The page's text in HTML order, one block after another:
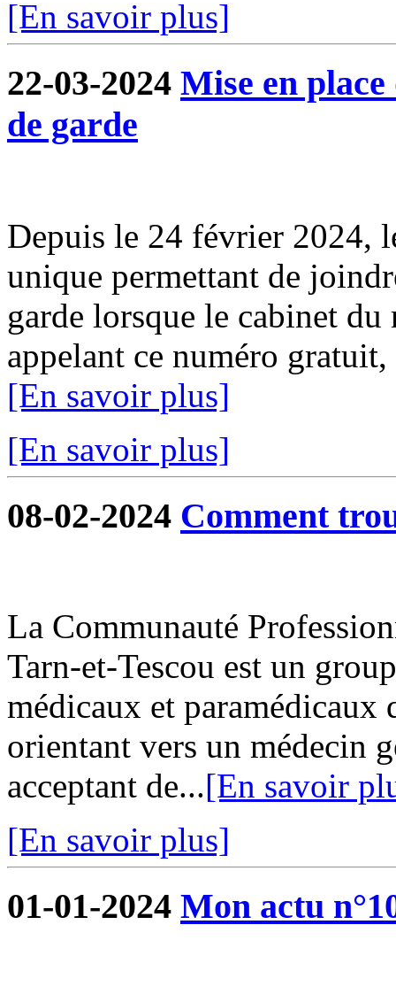
[En savoir plus]
22-03-2024 Mise en
de garde
Depuis le 24 février 2024,
unique permettant de
garde lorsque le cabinet
appelant ce numéro
[En savoir plus]
[En savoir plus]
08-02-2024 Comment
La Communauté
Tarn-et-Tescou est un
médicaux et paramédicaux
orientant vers un médecin
acceptant de...[En savoir
[En savoir plus]
01-01-2024 Mon actu